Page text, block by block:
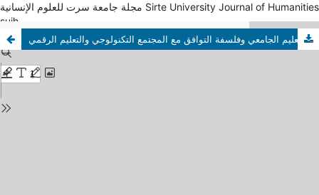
مجلة جامعة سرت للعلوم الإنسانية Sirte University Journal of Humanities
sujh
التعليم الجامعي وفلسفة التوافق مع المجتمع التكنولوجي والتعليم الرقمي